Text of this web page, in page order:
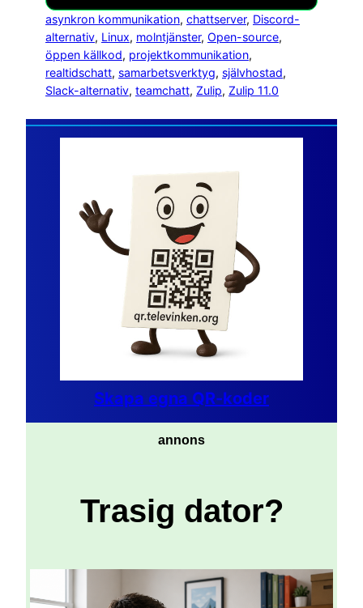
asynkron kommunikation, chattserver, Discord-
alternativ, Linux, molntjänster, Open-source
öppen källkod, projektkommunikation
realtidschatt, samarbetsverktyg, självhostad
Slack-alternativ, teamchatt, Zulip, Zulip 11.0
Skapa egna QR-koder
annons
Trasig dator?